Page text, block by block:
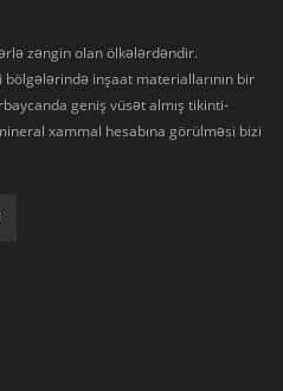
zəngin olan ölkələrdəndir.
bölgələrində inşaat materiallarının bir
geniş vüsət almış tikinti-
xammal hesabına görülməsi bizi